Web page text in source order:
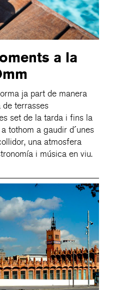
a la
ja part de manera
terrasses
set de la tarda i fins la
tothom a gaudir d´unes
una atmosfera
i música en viu.